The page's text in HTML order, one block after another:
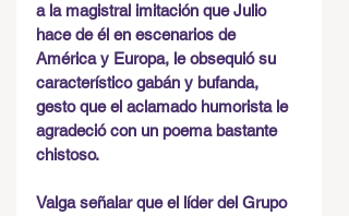
a la magistral imitación que Julio
hace de él en escenarios de
América y Europa, le obsequió su
característico gabán y bufanda,
gesto que el aclamado humorista le
agradeció con un poema bastante
chistoso.
Valga señalar que el líder del Grupo